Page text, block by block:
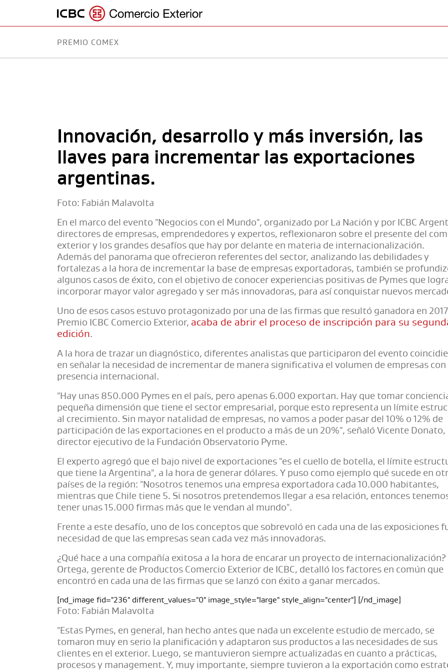
MULTIPAY PREMIO COMEX
PREMIO COMEX
Innovación, desarrollo y más inversión, las
llaves para incrementar las exportaciones
argentinas.
Foto: Fabián Malavolta
En el marco del evento "Negocios con el Mundo", organizado por La Nación y por ICBC
directores de empresas, emprendedores y expertos, reflexionaron sobre el presente del
exterior y los grandes desafíos que hay por delante en materia de internacionalización.
Además del panorama que ofrecieron referentes del sector, analizando las debilidades y
fortalezas a la hora de incrementar la base de empresas exportadoras, también se
algunos casos de éxito, con el objetivo de conocer experiencias positivas de Pymes que
incorporar mayor valor agregado y ser más innovadoras, para así conquistar nuevos
Uno de esos casos estuvo protagonizado por una de las firmas que resultó ganadora en 2017
Premio ICBC Comercio Exterior, acaba de abrir el proceso de inscripción para su
edición.
A la hora de trazar un diagnóstico, diferentes analistas que participaron del evento
en señalar la necesidad de incrementar de manera significativa el volumen de empresas con
presencia internacional.
"Hay unas 850.000 Pymes en el país, pero apenas 6.000 exportan. Hay que tomar
pequeña dimensión que tiene el sector empresarial, porque esto representa un límite
al crecimiento. Sin mayor natalidad de empresas, no vamos a poder pasar del 10% o 12% de
participación de las exportaciones en el producto a más de un 20%", señaló Vicente Donato,
director ejecutivo de la Fundación Observatorio Pyme.
El experto agregó que el bajo nivel de exportaciones "es el cuello de botella, el límite
que tiene la Argentina", a la hora de generar dólares. Y puso como ejemplo qué sucede en
países de la región: "Nosotros tenemos una empresa exportadora cada 10.000 habitantes,
mientras que Chile tiene 5. Si nosotros pretendemos llegar a esa relación, entonces
tener unas 15.000 firmas más que le vendan al mundo".
Frente a este desafío, uno de los conceptos que sobrevoló en cada una de las exposiciones
necesidad de que las empresas sean cada vez más innovadoras.
¿Qué hace a una compañía exitosa a la hora de encarar un proyecto de internacionalización?
Ortega, gerente de Productos Comercio Exterior de ICBC, detalló los factores en común que
encontró en cada una de las firmas que se lanzó con éxito a ganar mercados.
[nd_image fid="236" different_values="0" image_style="large" style_align="center"] [/nd_image]
Foto: Fabián Malavolta
"Estas Pymes, en general, han hecho antes que nada un excelente estudio de mercado, se
tomaron muy en serio la planificación y adaptaron sus productos a las necesidades de sus
clientes en el exterior. Luego, se mantuvieron siempre actualizadas en cuanto a prácticas,
procesos y management. Y, muy importante, siempre tuvieron a la exportación como